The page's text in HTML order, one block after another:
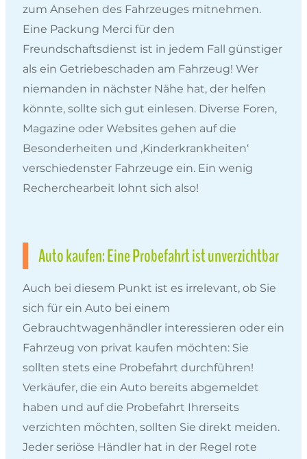
zum Ansehen des Fahrzeuges mitnehmen.
Eine Packung Merci für den
Freundschaftsdienst ist in jedem Fall günstiger
als ein Getriebeschaden am Fahrzeug! Wer
niemanden in nächster Nähe hat, der helfen
könnte, sollte sich gut einlesen. Diverse Foren,
Magazine oder Websites gehen auf die
Besonderheiten und ‚Kinderkrankheiten‘
verschiedenster Fahrzeuge ein. Ein wenig
Recherchearbeit lohnt sich also!
Auto kaufen: Eine Probefahrt ist unverzichtbar
Auch bei diesem Punkt ist es irrelevant, ob Sie
sich für ein Auto bei einem
Gebrauchtwagenhändler interessieren oder ein
Fahrzeug von privat kaufen möchten: Sie
sollten stets eine Probefahrt durchführen!
Verkäufer, die ein Auto bereits abgemeldet
haben und auf die Probefahrt Ihrerseits
verzichten möchten, sollten Sie direkt meiden.
Jeder seriöse Händler hat in der Regel rote